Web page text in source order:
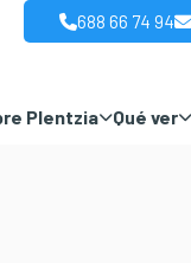
688 66 74 94
Plentzia Qué ver